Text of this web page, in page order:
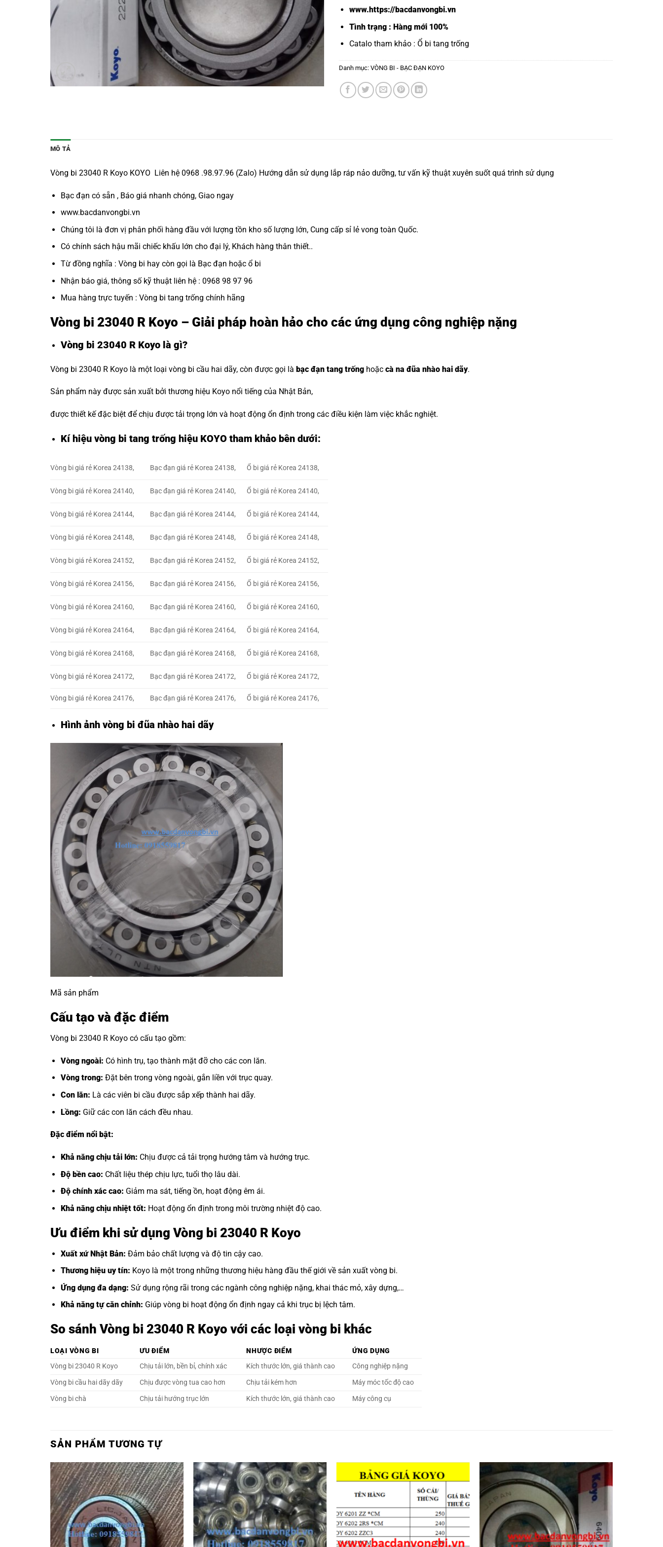
www.https://bacdanvongbi.vn
Tình trạng : Hàng mới 100%
Catalo tham khảo : Ổ bi tang trống
Danh mục: VÒNG BI - BẠC ĐẠN KOYO
MÔ TẢ
Vòng bi 23040 R Koyo KOYO Liên hệ 0968 .98.97.96 (Zalo) Hướng dẫn sử dụng lắp ráp nảo dưỡng, tư vấn kỹ thuật xuyên suốt quá trình sử dụng
Bạc đạn có sẵn , Báo giá nhanh chóng, Giao ngay
www.bacdanvongbi.vn
Chúng tôi là đơn vị phân phối hàng đầu với lượng tồn kho số lượng lớn, Cung cấp sỉ lẻ vong toàn Quốc.
Có chính sách hậu mãi chiếc khấu lớn cho đại lý, Khách hàng thân thiết..
Từ đồng nghĩa : Vòng bi hay còn gọi là Bạc đạn hoặc ổ bi
Nhận báo giá, thông số kỹ thuật liên hệ : 0968 98 97 96
Mua hàng trực tuyến : Vòng bi tang trống chính hãng
Vòng bi 23040 R Koyo – Giải pháp hoàn hảo cho các ứng dụng công nghiệp nặng
Vòng bi 23040 R Koyo là gì?
Vòng bi 23040 R Koyo là một loại vòng bi cầu hai dãy, còn được gọi là bạc đạn tang trống hoặc cà na đũa nhào hai dãy.
Sản phẩm này được sản xuất bởi thương hiệu Koyo nổi tiếng của Nhật Bản,
được thiết kế đặc biệt để chịu được tải trọng lớn và hoạt động ổn định trong các điều kiện làm việc khắc nghiệt.
Kí hiệu vòng bi tang trống hiệu KOYO tham khảo bên dưới:
Vòng bi giá rẻ Korea 24138, Bạc đạn giá rẻ Korea 24138, Ổ bi giá rẻ Korea 24138,
Vòng bi giá rẻ Korea 24140, Bạc đạn giá rẻ Korea 24140, Ổ bi giá rẻ Korea 24140,
Vòng bi giá rẻ Korea 24144, Bạc đạn giá rẻ Korea 24144, Ổ bi giá rẻ Korea 24144,
Vòng bi giá rẻ Korea 24148, Bạc đạn giá rẻ Korea 24148, Ổ bi giá rẻ Korea 24148,
Vòng bi giá rẻ Korea 24152, Bạc đạn giá rẻ Korea 24152, Ổ bi giá rẻ Korea 24152,
Vòng bi giá rẻ Korea 24156, Bạc đạn giá rẻ Korea 24156, Ổ bi giá rẻ Korea 24156,
Vòng bi giá rẻ Korea 24160, Bạc đạn giá rẻ Korea 24160, Ổ bi giá rẻ Korea 24160,
Vòng bi giá rẻ Korea 24164, Bạc đạn giá rẻ Korea 24164, Ổ bi giá rẻ Korea 24164,
Vòng bi giá rẻ Korea 24168, Bạc đạn giá rẻ Korea 24168, Ổ bi giá rẻ Korea 24168,
Vòng bi giá rẻ Korea 24172, Bạc đạn giá rẻ Korea 24172, Ổ bi giá rẻ Korea 24172,
Vòng bi giá rẻ Korea 24176, Bạc đạn giá rẻ Korea 24176, Ổ bi giá rẻ Korea 24176,
Hình ảnh vòng bi đũa nhào hai dãy
Mã sản phẩm
Cấu tạo và đặc điểm
Vòng bi 23040 R Koyo có cấu tạo gồm:
Vòng ngoài: Có hình trụ, tạo thành mặt đỡ cho các con lăn.
Vòng trong: Đặt bên trong vòng ngoài, gắn liền với trục quay.
Con lăn: Là các viên bi cầu được sắp xếp thành hai dãy.
Lồng: Giữ các con lăn cách đều nhau.
Đặc điểm nổi bật:
Khả năng chịu tải lớn: Chịu được cả tải trọng hướng tâm và hướng trục.
Độ bền cao: Chất liệu thép chịu lực, tuổi thọ lâu dài.
Độ chính xác cao: Giảm ma sát, tiếng ồn, hoạt động êm ái.
Khả năng chịu nhiệt tốt: Hoạt động ổn định trong môi trường nhiệt độ cao.
Ưu điểm khi sử dụng Vòng bi 23040 R Koyo
Xuất xứ Nhật Bản: Đảm bảo chất lượng và độ tin cậy cao.
Thương hiệu uy tín: Koyo là một trong những thương hiệu hàng đầu thế giới về sản xuất vòng bi.
Ứng dụng đa dạng: Sử dụng rộng rãi trong các ngành công nghiệp nặng, khai thác mỏ, xây dựng,…
Khả năng tự căn chỉnh: Giúp vòng bi hoạt động ổn định ngay cả khi trục bị lệch tâm.
So sánh Vòng bi 23040 R Koyo với các loại vòng bi khác
LOẠI VÒNG BI ƯU ĐIỂM NHƯỢC ĐIỂM
ỨNG DỤNG
Vòng bi 23040 R Koyo
Chịu tải lớn, bền bỉ, chính xác Kích thước lớn, giá thành cao
Công nghiệp nặng
Vòng bi cầu hai dãy dãy
Chịu được vòng tua cao hơn Chịu tải kém hơn
Máy móc tốc độ cao
Vòng bi chà
Chịu tải hướng trục lớn Kích thước lớn, giá thành cao Máy công cụ
SẢN PHẨM TƯƠNG TỰ